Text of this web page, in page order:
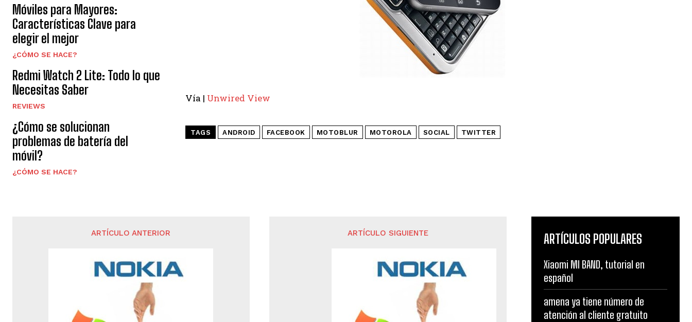
Móviles para Mayores:
Características Clave para
elegir el mejor
¿CÓMO SE HACE?
Redmi Watch 2 Lite: Todo lo que
Necesitas Saber
REVIEWS
¿Cómo se solucionan
problemas de batería del
móvil?
¿CÓMO SE HACE?
Vía | Unwired View
TAGS ANDROID FACEBOOK MOTOBLUR MOTOROLA SOCIAL TWITTER
ARTÍCULO ANTERIOR ARTÍCULO SIGUIENTE ARTÍCULOS POPULARES
Xiaomi MI BAND, tutorial en
español
amena ya tiene número de
atención al cliente gratuito